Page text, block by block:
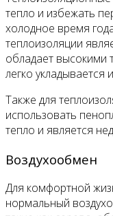
тепло и избежать
холодное время
теплоизоляции
обладает высокими
легко укладывается
Также для
использовать
тепло и является
Воздухообмен
Для комфортной
нормальный